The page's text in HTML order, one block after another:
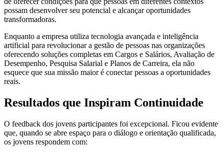
possam desenvolver seu potencial e alcançar oportunidades
transformadoras.
Enquanto a empresa utiliza tecnologia avançada e inteligência
artificial para revolucionar a gestão de pessoas nas organizações
oferecendo soluções completas em Cargos e Salários, Avaliação de
Desempenho, Pesquisa Salarial e Planos de Carreira, ela não
esquece que sua missão maior é conectar pessoas a oportunidades
reais.
Resultados que Inspiram Continuidade
O feedback dos jovens participantes foi excepcional. Ficou evidente
que, quando se abre espaço para o diálogo e orientação qualificada,
os jovens respondem com: